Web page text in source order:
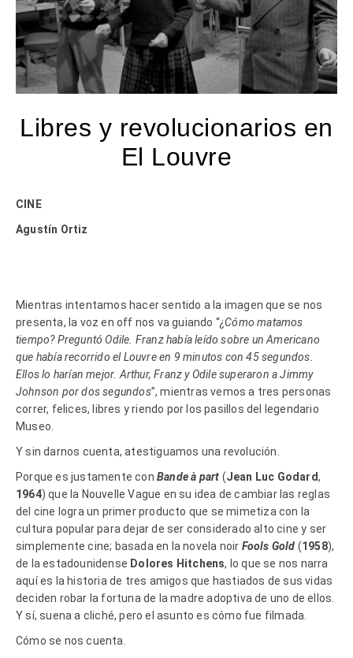
Libres y revolucionarios en
El Louvre
CINE
Agustín Ortiz
Mientras intentamos hacer sentido a la imagen que se nos
presenta, la voz en off nos va guiando “¿Cómo matamos
tiempo? Preguntó Odile. Franz había leído sobre un Americano
que había recorrido el Louvre en 9 minutos con 45 segundos.
Ellos lo harían mejor. Arthur, Franz y Odile superaron a Jimmy
Johnson por dos segundos”, mientras vemos a tres personas
correr, felices, libres y riendo por los pasillos del legendario
Museo.
Y sin darnos cuenta, atestiguamos una revolución.
Porque es justamente con Bande à part (Jean Luc Godard,
1964) que la Nouvelle Vague en su idea de cambiar las reglas
del cine logra un primer producto que se mimetiza con la
cultura popular para dejar de ser considerado alto cine y ser
simplemente cine; basada en la novela noir Fools Gold (1958),
de la estadounidense Dolores Hitchens, lo que se nos narra
aquí es la historia de tres amigos que hastiados de sus vidas
deciden robar la fortuna de la madre adoptiva de uno de ellos.
Y sí, suena a cliché, pero el asunto es cómo fue filmada.
Cómo se nos cuenta.